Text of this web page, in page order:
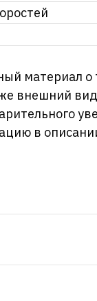
материал о
внешний
в